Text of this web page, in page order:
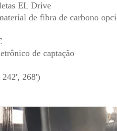
EL Drive
de fibra de carbono
de captação
268')